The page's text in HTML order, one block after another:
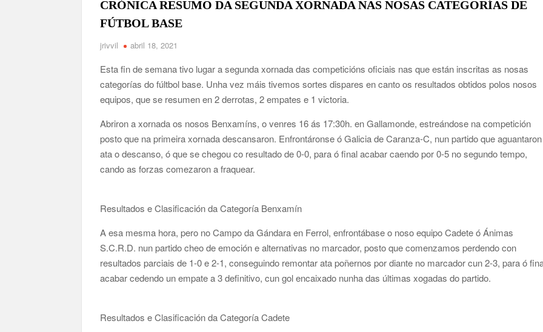
CRÓNICA RESUMO DA SEGUNDA XORNADA NAS NOSAS CATEGORÍAS DE
FÚTBOL BASE
jrivvil abril 18, 2021
Esta fin de semana tivo lugar a segunda xornada das competicións oficiais nas que están inscritas as nosas
categorías do fúltbol base. Unha vez máis tivemos sortes dispares en canto os resultados obtidos polos nosos
equipos, que se resumen en 2 derrotas, 2 empates e 1 victoria.
Abriron a xornada os nosos Benxamíns, o venres 16 ás 17:30h. en Gallamonde, estreándose na competición
posto que na primeira xornada descansaron. Enfrontáronse ó Galicia de Caranza-C, nun partido que aguantaron
ata o descanso, ó que se chegou co resultado de 0-0, para ó final acabar caendo por 0-5 no segundo tempo,
cando as forzas comezaron a fraquear.
Resultados e Clasificación da Categoría Benxamín
A esa mesma hora, pero no Campo da Gándara en Ferrol, enfrontábase o noso equipo Cadete ó Ánimas
S.C.R.D. nun partido cheo de emoción e alternativas no marcador, posto que comenzamos perdendo con
resultados parciais de 1-0 e 2-1, conseguindo remontar ata poñernos por diante no marcador cun 2-3, para ó
acabar cedendo un empate a 3 definitivo, cun gol encaixado nunha das últimas xogadas do partido.
Resultados e Clasificación da Categoría Cadete